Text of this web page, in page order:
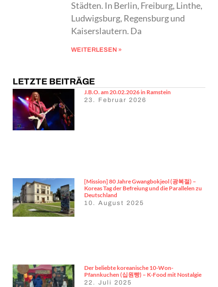
Städten. In Berlin, Freiburg, Linthe,
Ludwigsburg, Regensburg und
Kaiserslautern. Da
WEITERLESEN »
LETZTE BEITRÄGE
J.B.O. am 20.02.2026 in Ramstein
23. Februar 2026
[Mission] 80 Jahre Gwangbokjeol (광복절) –
Koreas Tag der Befreiung und die Parallelen zu
Deutschland
10. August 2025
Der beliebte koreanische 10-Won-
Pfannkuchen (십원빵) – K-Food mit Nostalgie
22. Juli 2025